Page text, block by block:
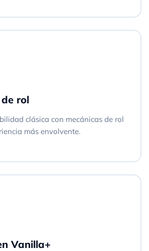
rol
clásica con mecánicas de rol
más envolvente.
Vanilla+